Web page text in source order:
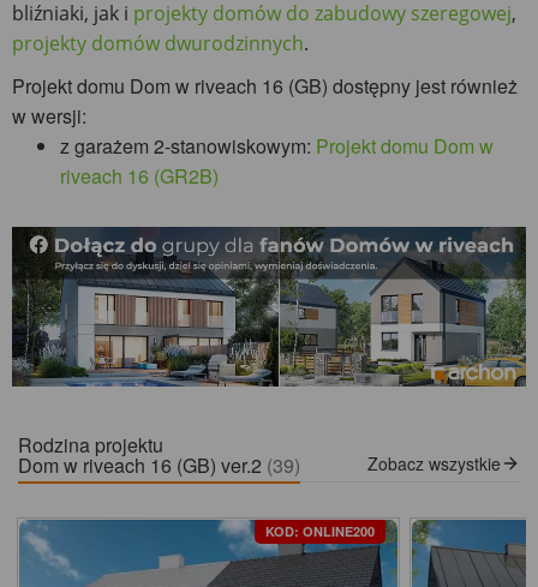
bliźniaki, jak i projekty domów do zabudowy szeregowej,
projekty domów dwurodzinnych.
Projekt domu Dom w riveach 16 (GB) dostępny jest również
w wersji:
z garażem 2-stanowiskowym: Projekt domu Dom w
riveach 16 (GR2B)
Rodzina projektu
Dom w riveach 16 (GB) ver.2 (39) Zobacz wszystkie
KOD: ONLINE200